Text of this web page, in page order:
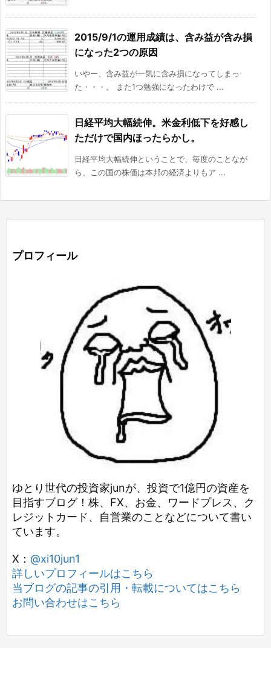
2015/9/1の運用成績は、含み益が含み損
になった2つの原因
いやー、含み益が一気に含み損になってしまっ
た・・・。 また1つ勉強になったわけで ...
日経平均大幅続伸。米金利低下を好感し
ただけで国内ほったらかし。
日経平均大幅続伸ということで、毎度のことなが
ら、この国の株価は本邦の経済よりもア ...
プロフィール
ゆとり世代の投資家junが、投資で1億円の資産を
目指すブログ！株、FX、お金、ワードプレス、ク
レジットカード、自営業のことなどについて書い
ています。
X： @xi10jun1
詳しいプロフィールはこちら
当ブログの記事の引用・転載についてはこちら
お問い合わせはこちら